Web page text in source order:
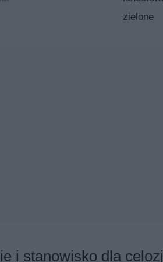
zielone
i stanowisko dla